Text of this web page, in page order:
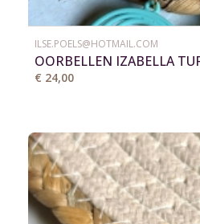
ILSE.POELS@HOTMAIL.COM
OORBELLEN IZABELLA
€ 24,00